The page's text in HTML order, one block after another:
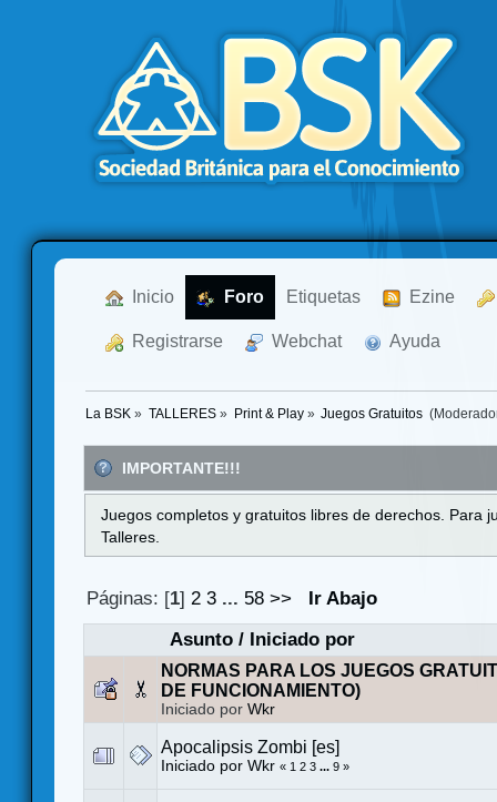
Inicio Foro Etiquetas Ezine
Registrarse Webchat Ayuda
La BSK » TALLERES» Print & Play» Juegos Gratuitos
IMPORTANTE!!!
Juegos completos y gratuitos libres de derechos. Para
Talleres.
Páginas: [1] 2 3 ... 58 >>
Ir Abajo
Asunto/ Iniciado por
NORMAS PARA LOS JUEGOS
DE FUNCIONAMIENTO)
Iniciado por Wkr
Apocalipsis Zombi [es]
Iniciado por Wkr « 1 2 3 ... 9 »